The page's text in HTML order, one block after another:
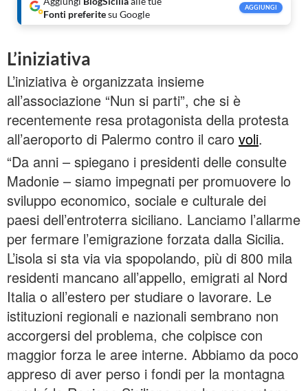
Fonti preferitesu Google
AGGIUNGI
L’iniziativa
L’iniziativa è organizzata insieme
all’associazione “Nun si parti”, che si è
recentemente resa protagonista della protesta
all’aeroporto di Palermo contro il caro voli.
“Da anni – spiegano i presidenti delle consulte
Madonie – siamo impegnati per promuovere lo
sviluppo economico, sociale e culturale dei
paesi dell’entroterra siciliano. Lanciamo l’allarme
per fermare l’emigrazione forzata dalla Sicilia.
L’isola si sta via via spopolando, più di 800 mila
residenti mancano all’appello, emigrati al Nord
Italia o all’estero per studiare o lavorare. Le
istituzioni regionali e nazionali sembrano non
accorgersi del problema, che colpisce con
maggior forza le aree interne. Abbiamo da poco
appreso di aver perso i fondi per la montagna